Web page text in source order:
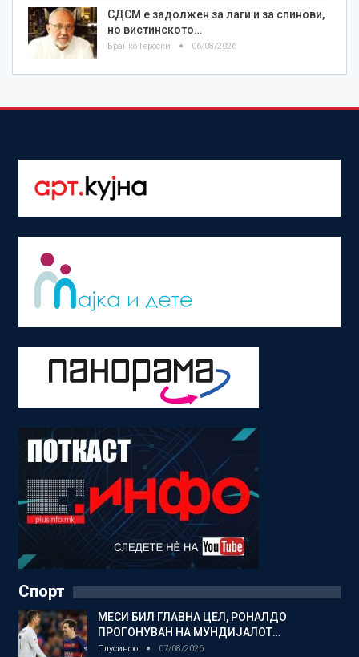
СДСМ е задолжен за лаги и за спинови,
но вистинското…
Бранко Героски 06/08/2026
Спорт
МЕСИ БИЛ ГЛАВНА ЦЕЛ, РОНАЛДО
ПРОГОНУВАН НА МУНДИЈАЛОТ…
Плусинфо 07/08/2026